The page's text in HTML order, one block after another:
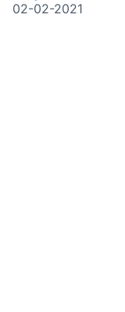
02-02-2021